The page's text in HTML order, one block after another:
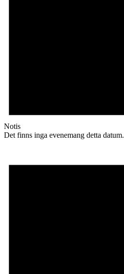
Notis
Det finns inga evenemang detta datum.